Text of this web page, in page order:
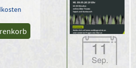
11
Sep.